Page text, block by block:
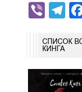
Viber
СПИСОК
КИНГА